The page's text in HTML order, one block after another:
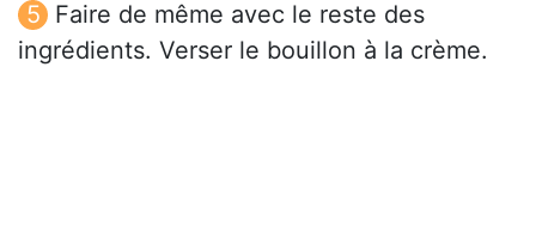
Faire de même avec le reste des
ingrédients. Verser le bouillon à la crème.